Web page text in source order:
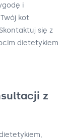
i
kot
się z
dietetykiem
z